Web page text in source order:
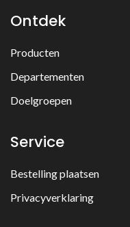
Ontdek
Producten
Departementen
Doelgroepen
Service
Bestelling plaatsen
Privacyverklaring